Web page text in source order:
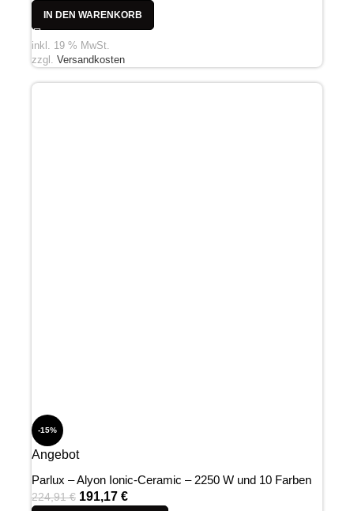
IN DEN WARENKORB
inkl. 19 % MwSt.
zzgl. Versandkosten
-15%
Angebot
Parlux – Alyon Ionic-Ceramic – 2250 W und 10 Farben
224,91€ 191,17 €